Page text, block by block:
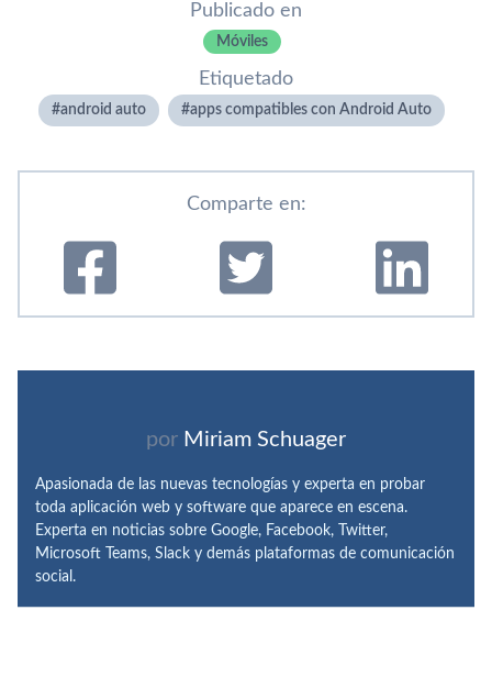
Publicado en
Móviles
Etiquetado
android auto apps compatibles con Android Auto
Comparte en:
por Miriam Schuager
Apasionada de las nuevas tecnologías y experta en probar
toda aplicación web y software que aparece en escena.
Experta en noticias sobre Google, Facebook, Twitter,
Microsoft Teams, Slack y demás plataformas de comunicación
social.